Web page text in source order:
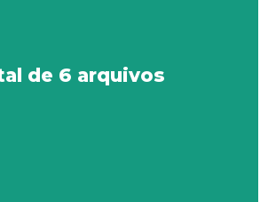
de 6 arquivos